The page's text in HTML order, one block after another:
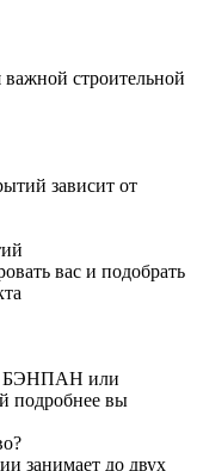
строительной
зависит от
вас и подобрать
БЭНПАН или
подробнее вы
занимает до двух